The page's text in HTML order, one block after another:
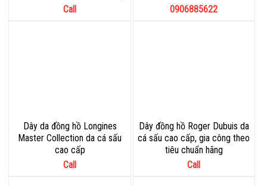
Call
0906885622
Dây da đồng hồ Longines
Master Collection da cá sấu
cao cấp
Call
Dây đồng hồ Roger Dubuis da
cá sấu cao cấp, gia công theo
tiêu chuẩn hãng
Call